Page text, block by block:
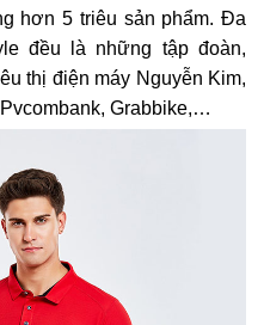
hơn 5 triêu sản phẩm. Đa
đều là những tập đoàn,
thị điện máy Nguyễn Kim,
Grabbike,…